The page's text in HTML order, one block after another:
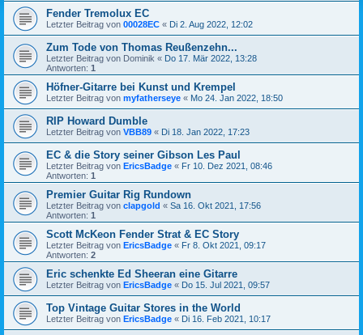
Fender Tremolux EC
Letzter Beitrag von 00028EC « Di 2. Aug 2022, 12:02
Zum Tode von Thomas Reußenzehn...
Letzter Beitrag von Dominik « Do 17. Mär 2022, 13:28
Antworten: 1
Höfner-Gitarre bei Kunst und Krempel
Letzter Beitrag von myfatherseye « Mo 24. Jan 2022, 18:50
RIP Howard Dumble
Letzter Beitrag von VBB89 « Di 18. Jan 2022, 17:23
EC & die Story seiner Gibson Les Paul
Letzter Beitrag von EricsBadge « Fr 10. Dez 2021, 08:46
Antworten: 1
Premier Guitar Rig Rundown
Letzter Beitrag von clapgold « Sa 16. Okt 2021, 17:56
Antworten: 1
Scott McKeon Fender Strat & EC Story
Letzter Beitrag von EricsBadge « Fr 8. Okt 2021, 09:17
Antworten: 2
Eric schenkte Ed Sheeran eine Gitarre
Letzter Beitrag von EricsBadge « Do 15. Jul 2021, 09:57
Top Vintage Guitar Stores in the World
Letzter Beitrag von EricsBadge « Di 16. Feb 2021, 10:17